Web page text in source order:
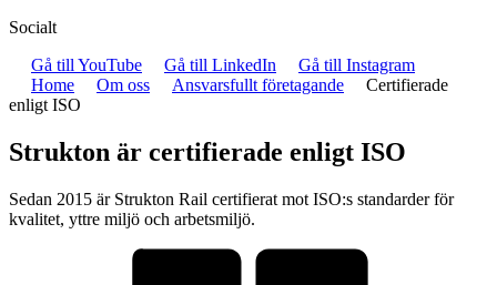
Socialt
Gå till YouTube
Gå till LinkedIn
Gå till Instagram
Home
Om oss Ansvarsfullt företagande
Certifierade
enligt ISO
Strukton är certifierade enligt ISO
Sedan 2015 är Strukton Rail certifierat mot ISO:s standarder för
kvalitet, yttre miljö och arbetsmiljö.